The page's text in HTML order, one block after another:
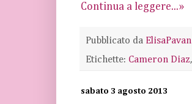
Continua a leggere...»
Pubblicato da ElisaPavan
Etichette: Cameron Diaz,
sabato 3 agosto 2013